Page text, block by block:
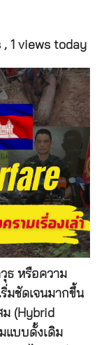
, 1 views today
ธ หรือความ
มชัดเจนมากขึ้น
(Hybrid
แบบดั้งเดิม